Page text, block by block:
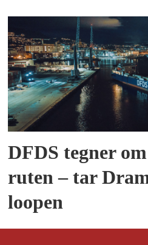
DFDS tegner
ruten – tar
loopen